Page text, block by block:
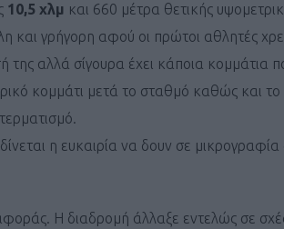
10,5 χλμ και 660 μέτρα θετικής
και γρήγορη αφού οι πρώτοι αθλητές
αλλά σίγουρα έχει κάποια κομμάτια
κομμάτι μετά το σταθμό καθώς και το
η ευκαιρία να δουν σε
Η διαδρομή άλλαξε εντελώς σε